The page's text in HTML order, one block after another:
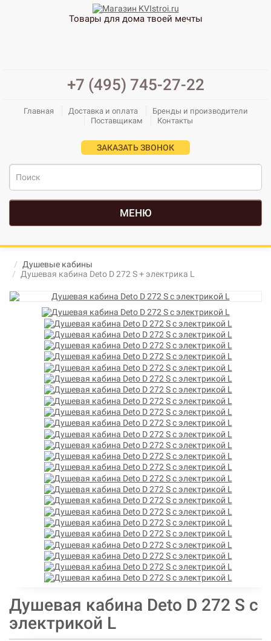
Товары для дома твоей мечты
+7 (495) 745-27-22
Главная Доставка и оплата
Бренды и производители
Поставщикам
Контакты
ЗАКАЗАТЬ ЗВОНОК
МЕНЮ
Душевые кабины
Душевая кабина Deto D 272 S + электрика L
Душевая кабина Deto D 272 S с
электрикой L